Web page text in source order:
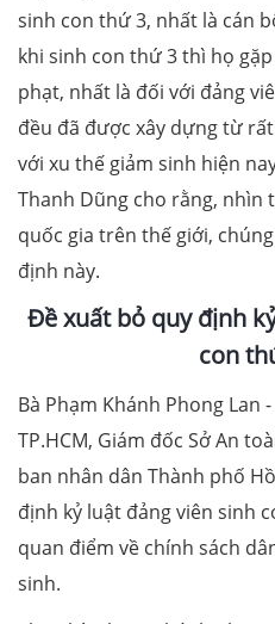
sinh con thứ 3, nhất là cán
khi sinh con thứ 3 thì họ
phạt, nhất là đối với đảng
đều đã được xây dựng từ
với xu thế giảm sinh hiện
Thanh Dũng cho rằng, nhìn
quốc gia trên thế giới,
định này.
Đề xuất bỏ quy định
con
Bà Phạm Khánh Phong
TP.HCM, Giám đốc Sở An
ban nhân dân Thành phố
định kỷ luật đảng viên sinh
quan điểm về chính sách
sinh.